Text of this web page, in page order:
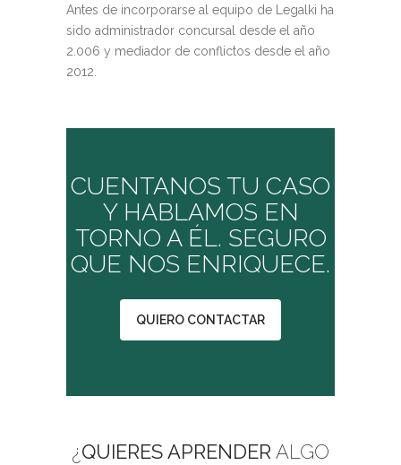
Antes de incorporarse al equipo de Legalki ha
sido administrador concursal desde el año
2.006 y mediador de conflictos desde el año
2012.
CUENTANOS TU CASO
Y HABLAMOS EN
TORNO A ÉL. SEGURO
QUE NOS ENRIQUECE.
QUIERO CONTACTAR
¿QUIERES APRENDER ALGO